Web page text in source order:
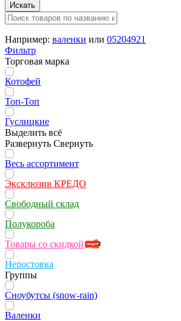
Искать
Например: валенки или 05204921
Фильтр
Торговая марка
Котофей
Топ-Топ
Гуслицкие
Выделить всё
Развернуть Свернуть
Весь ассортимент
Эксклюзив КРЕДО
Свободный склад
Полукороба
Товары со скидкой
Неростовка
Группы
Сноубутсы (snow-rain)
Валенки